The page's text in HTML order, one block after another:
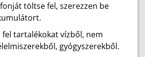
töltse fel, szerezzen be
fel tartalékokat vízből, nem
gyógyszerekből.